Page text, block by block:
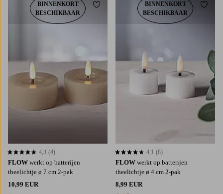
FLOW werkt op batterijen
theelichtje ø 7 cm 2-pak
10,99 EUR
4,3 op basis van 4 beoordelingen
4,3 (4)
BINNENKORT
BESCHIKBAAR
Toevoegen aan favorieten
FLOW werkt op batterijen
theelichtje ø 4 cm 2-pak
8,99 EUR
4,1 op basis van 8 beoordelingen
4,1 (8)
BINNENKORT
BESCHIKBAAR